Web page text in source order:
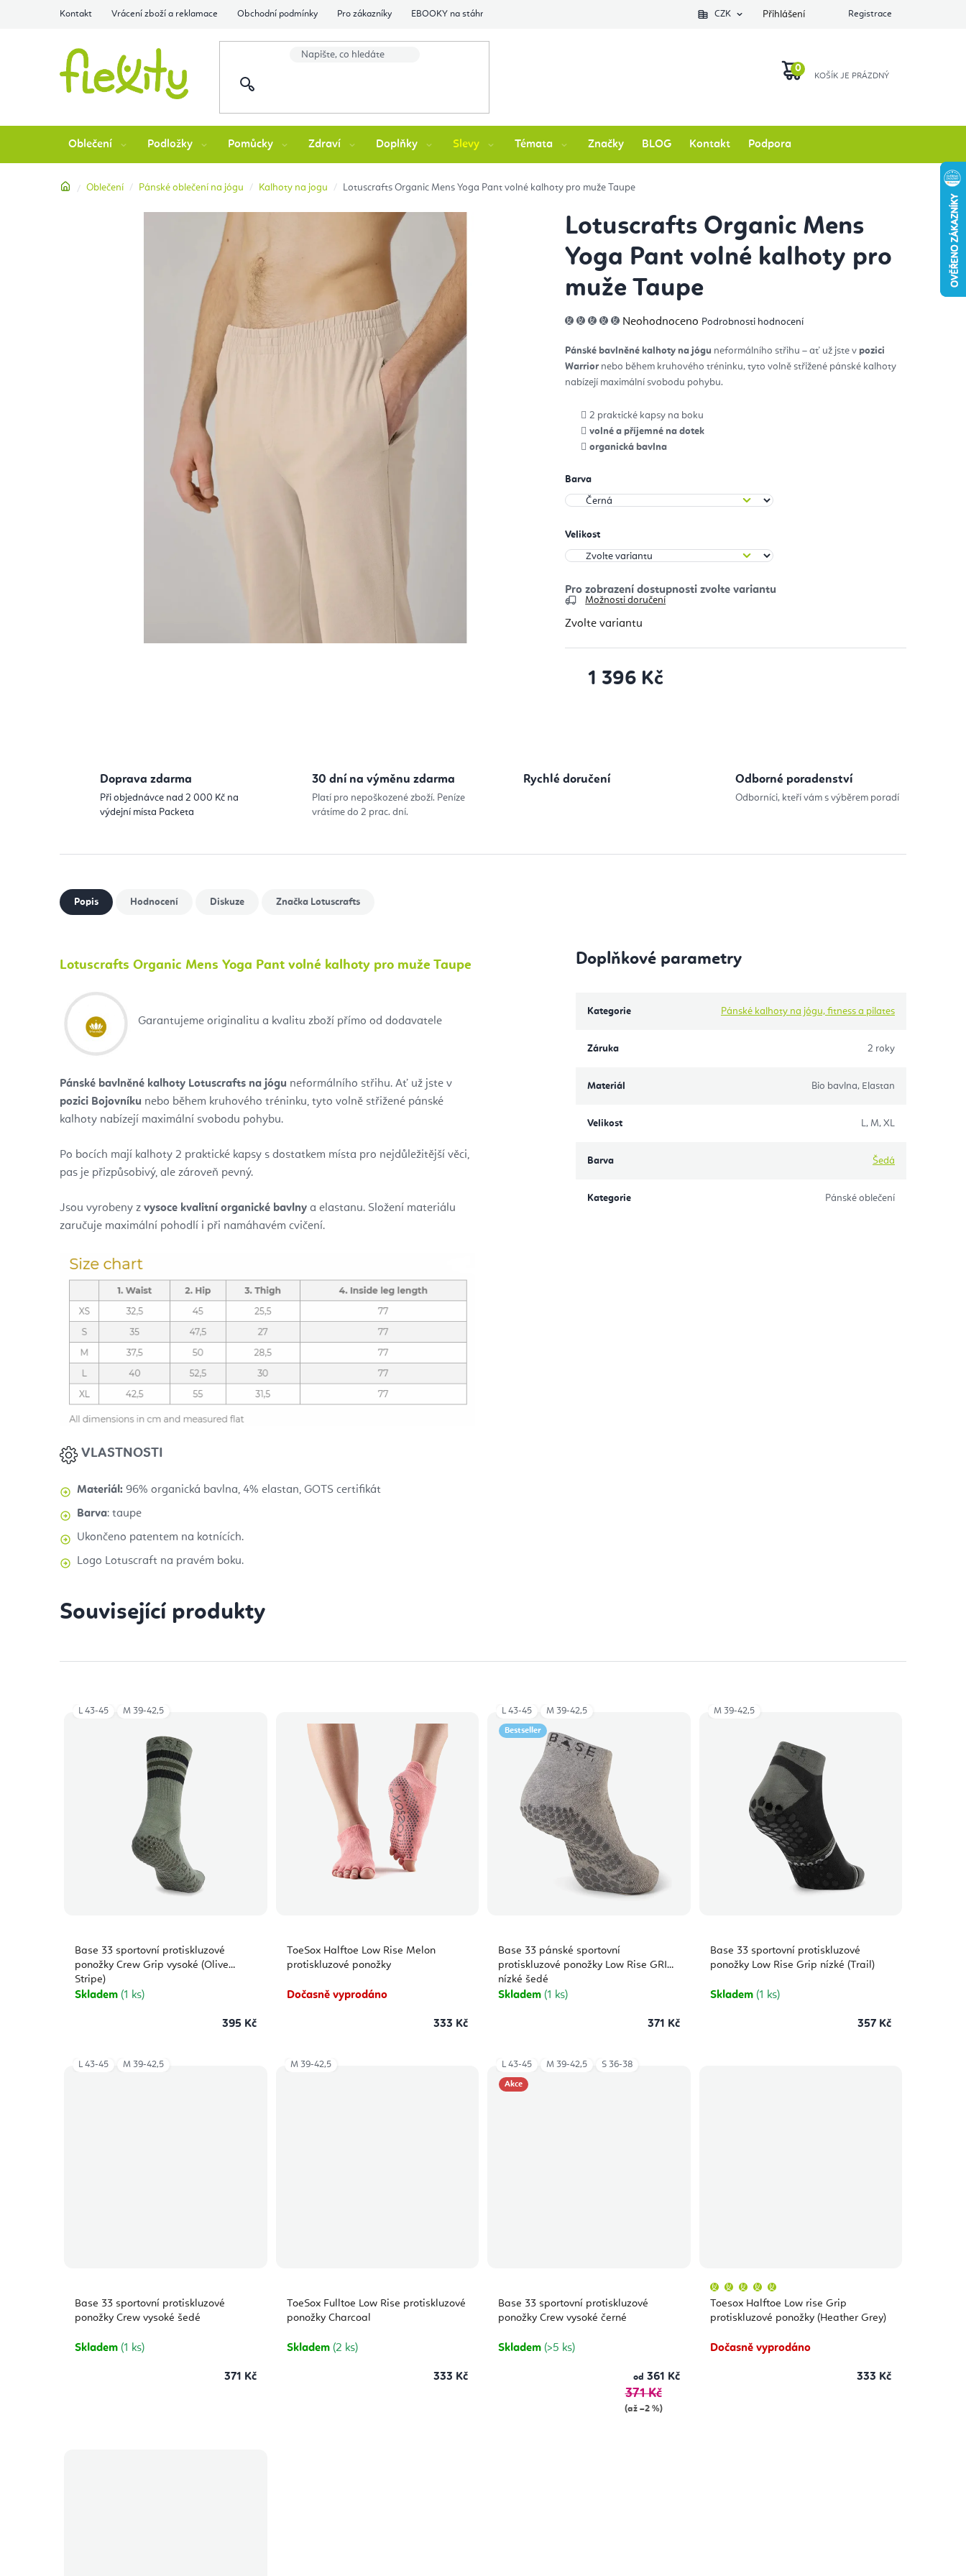
Kontakt Vrácení zboží a reklamace Obchodní podmínky Pro zákazníky EBOOKY na stáhnutí Podlozkynajogu.cz Zkontrolovat stav objednávky O nás
CZK Přihlášení Registrace
KOŠÍK
Oblečení Podložky Pomůcky Zdraví Doplňky Slevy Témata Značky BLOG Kontakt Podpora
DomůOblečení Pánské oblečení na jógu Kalhoty na jogu Lotuscrafts Organic Mens Yoga Pant volné kalhoty pro muže Taupe
Lotuscrafts Organic Mens
Yoga Pant volné kalhoty pro
muže Taupe
Průměrné
hodnocení
0,0
z
5
hvězdiček.
Neohodnoceno Podrobnosti hodnocení
Pánské bavlněné kalhoty na jógu neformálního střihu – ať už jste vpozici
Warrior nebo během kruhového tréninku, tyto volně střižené pánské kalhoty
nabízejí maximální svobodu pohybu.
2 praktické kapsy na boku
volné a příjemné na dotek
organická bavlna
Barva
Velikost
Možnosti doručení
Zvolte variantu
1 396 Kč
Doprava zdarma
Při objednávce nad 2 000 Kč na
výdejní místa Packeta
30 dní na výměnu zdarma
Platí pro nepoškozené zboží. Peníze
vrátíme do 2 prac. dní.
Rychlé doručení Odborné poradenství
Odborníci, kteří vám s výběrem poradí
Popis Hodnocení Diskuze Značka Lotuscrafts
Lotuscrafts Organic Mens Yoga Pant volné kalhoty pro muže Taupe
Garantujeme originalitu a kvalitu zboží přímo od dodavatele
Pánské bavlněné kalhoty Lotuscrafts na jógu neformálního střihu. Ať už jste v
pozici Bojovníku nebo během kruhového tréninku, tyto volně střižené pánské
kalhoty nabízejí maximální svobodu pohybu.
Po bocích mají kalhoty 2 praktické kapsy s dostatkem místa pro nejdůležitější věci,
pas je přizpůsobivý, ale zároveň pevný.
Jsou vyrobeny z vysoce kvalitní organické bavlny a elastanu. Složení materiálu
zaručuje maximální pohodlí i při namáhavém cvičení.
VLASTNOSTI
Materiál: 96% organická bavlna, 4% elastan, GOTS certifikát
Barva: taupe
Ukončeno patentem na kotnících.
Logo Lotuscraft na pravém boku.
Doplňkové parametry
Kategorie Pánské kalhoty na jógu, fitness a pilates
Záruka 2 roky
Materiál Bio bavlna, Elastan
Velikost L, M, XL
Barva Šedá
Kategorie Pánské oblečení
Související produkty
Base 33 sportovní protiskluzové
ponožky Crew Grip vysoké (Olive
Stripe)
Skladem (1 ks)
395 Kč
L 43-45 M 39-42,5
ToeSox Halftoe Low Rise Melon
protiskluzové ponožky
Dočasně vyprodáno
333 Kč
Bestseller
Base 33 pánské sportovní
protiskluzové ponožky Low Rise GRIP
nízké šedé
Skladem (1 ks)
371 Kč
L 43-45 M 39-42,5
Base 33 sportovní protiskluzové
ponožky Low Rise Grip nízké (Trail)
Skladem (1 ks)
357 Kč
M 39-42,5
Base 33 sportovní protiskluzové
ponožky Crew vysoké šedé
Skladem (1 ks)
371 Kč
L 43-45 M 39-42,5
ToeSox Fulltoe Low Rise protiskluzové
ponožky Charcoal
Skladem (2 ks)
333 Kč
M 39-42,5
Akce
Base 33 sportovní protiskluzové
ponožky Crew vysoké černé
Skladem (>5 ks)
od 361 Kč
371 Kč
(až –2 %)
L 43-45 M 39-42,5 S 36-38
Toesox Halftoe Low rise Grip
protiskluzové ponožky (Heather Grey)
produktu
je
5,0
hvězdiček.
Dočasně vyprodáno
333 Kč